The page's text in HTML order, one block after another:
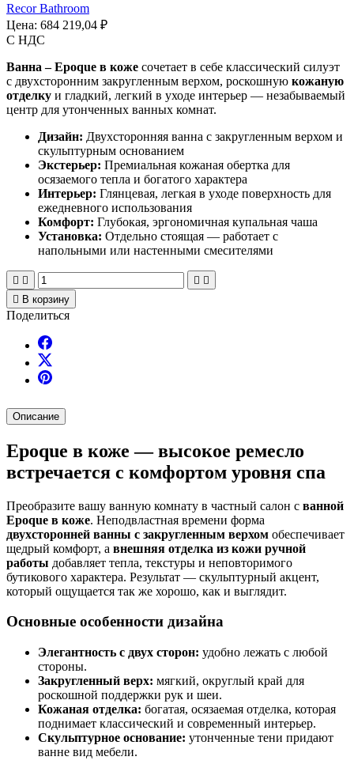
Recor Bathroom
Цена: 684 219,04 ₽
С НДС
Ванна – Epoque в коже сочетает в себе классический силуэт
с двухсторонним закругленным верхом, роскошную кожаную
отделку и гладкий, легкий в уходе интерьер — незабываемый
центр для утонченных ванных комнат.
Дизайн: Двухсторонняя ванна с закругленным верхом и
скульптурным основанием
Экстерьер: Премиальная кожаная обертка для
осязаемого тепла и богатого характера
Интерьер: Глянцевая, легкая в уходе поверхность для
ежедневного использования
Комфорт: Глубокая, эргономичная купальная чаша
Установка: Отдельно стоящая — работает с
напольными или настенными смесителями
   
 В корзину
Поделиться
Описание
Epoque в коже — высокое ремесло
встречается с комфортом уровня спа
Преобразите вашу ванную комнату в частный салон с ванной
Epoque в коже. Неподвластная времени форма
двухсторонней ванны с закругленным верхом обеспечивает
щедрый комфорт, а внешняя отделка из кожи ручной
работы добавляет тепла, текстуры и неповторимого
бутикового характера. Результат — скульптурный акцент,
который ощущается так же хорошо, как и выглядит.
Основные особенности дизайна
Элегантность с двух сторон: удобно лежать с любой
стороны.
Закругленный верх: мягкий, округлый край для
роскошной поддержки рук и шеи.
Кожаная отделка: богатая, осязаемая отделка, которая
поднимает классический и современный интерьер.
Скульптурное основание: утонченные тени придают
ванне вид мебели.